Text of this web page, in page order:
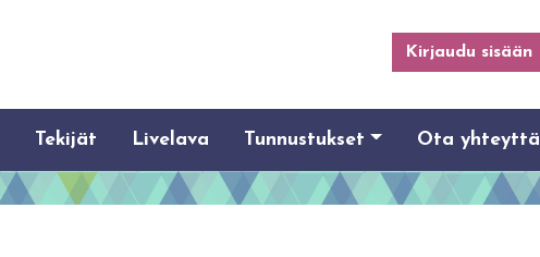
Kirjaudu sisään
Tekijät Livelava Tunnustukset Ota yhteyttä